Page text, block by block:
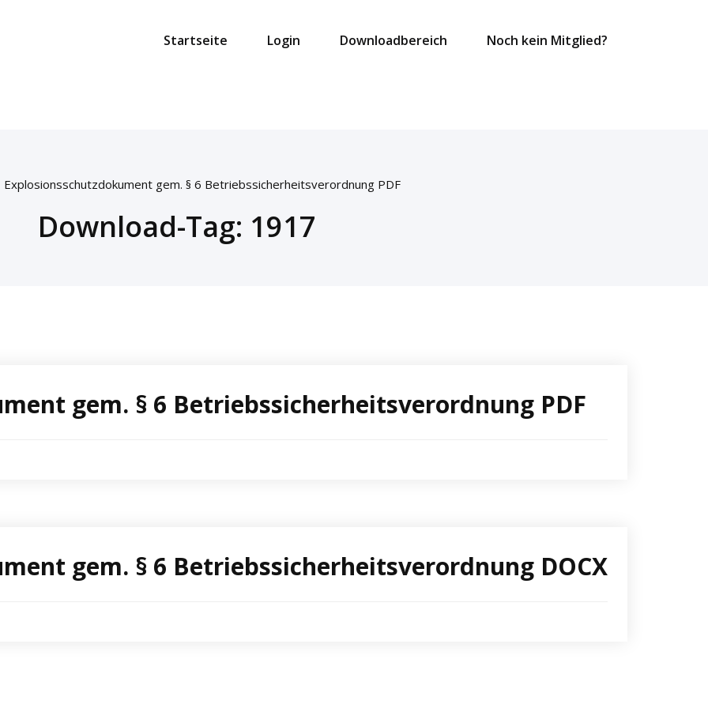
Startseite Login Downloadbereich Noch kein Mitglied?
Explosionsschutzdokument gem. § 6 Betriebssicherheitsverordnung PDF
Download-Tag: 1917
gem. § 6 Betriebssicherheitsverordnung PDF
gem. § 6 Betriebssicherheitsverordnung DOCX